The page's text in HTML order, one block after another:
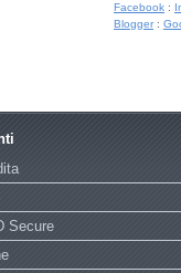
Facebook :
Blogger:
Secure